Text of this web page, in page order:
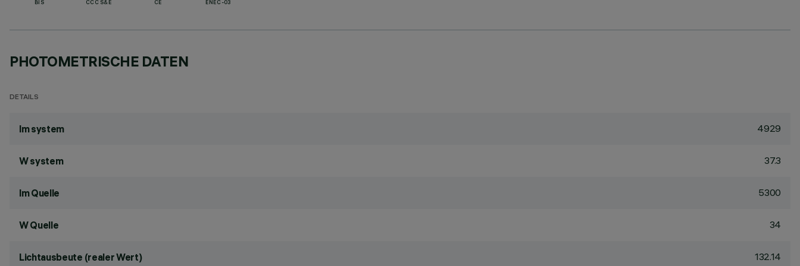
BIS CCC S&E CE ENEC-03
PHOTOMETRISCHE DATEN
DETAILS
lm system 4929
W system 37.3
lm Quelle 5300
W Quelle 34
Lichtausbeute (realer Wert) 132.14